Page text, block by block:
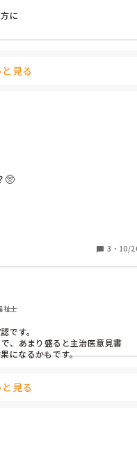
に
見る
🥺
3から落としたくないんで
3 ・ 10/
祉士
です。
、あまり盛ると主治医意見書
になるかもです。
見る